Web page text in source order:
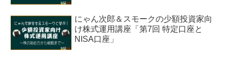
にゃん次郎＆スモークの少額投資家向
け株式運用講座「第7回 特定口座と
NISA口座」